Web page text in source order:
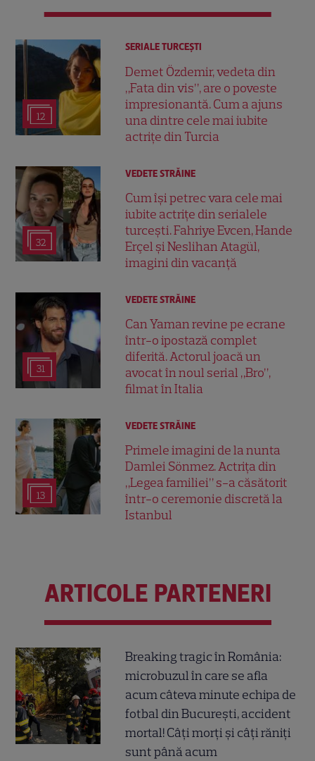
12
SERIALE TURCEŞTI
Demet Özdemir, vedeta din
„Fata din vis”, are o poveste
impresionantă. Cum a ajuns
una dintre cele mai iubite
actrițe din Turcia
32
VEDETE STRĂINE
Cum își petrec vara cele mai
iubite actrițe din serialele
turcești. Fahriye Evcen, Hande
Erçel și Neslihan Atagül,
imagini din vacanță
31
VEDETE STRĂINE
Can Yaman revine pe ecrane
într-o ipostază complet
diferită. Actorul joacă un
avocat în noul serial „Bro”,
filmat în Italia
13
VEDETE STRĂINE
Primele imagini de la nunta
Damlei Sönmez. Actrița din
„Legea familiei” s-a căsătorit
într-o ceremonie discretă la
Istanbul
ARTICOLE PARTENERI
Breaking tragic în România:
microbuzul în care se afla
acum câteva minute echipa de
fotbal din București, accident
mortal! Câți morți și câți răniți
sunt până acum